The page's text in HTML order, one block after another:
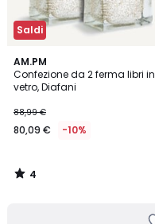
Saldi
AM.PM
Confezione da 2 ferma libri in
vetro, Diafani
88,99 €
80,09 € -10%
4
/
5
4
/